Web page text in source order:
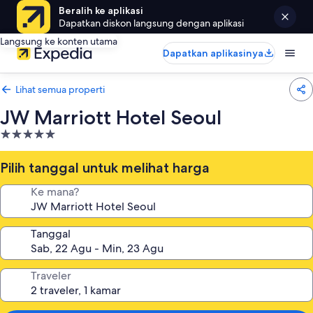
Beralih ke aplikasi
Dapatkan diskon langsung dengan aplikasi
Langsung ke konten utama
Dapatkan aplikasinya
Lihat semua properti
JW Marriott Hotel Seoul
Properti
bintang
5.0
Pilih tanggal untuk melihat harga
Ke mana?
Tanggal
Traveler